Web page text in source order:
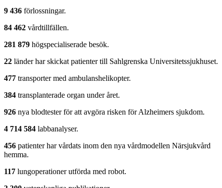
9 436 förlossningar.
84 462 vårdtillfällen.
281 879 högspecialiserade besök.
22 länder har skickat patienter till Sahlgrenska Universitetssjukhuset.
477 transporter med ambulanshelikopter.
384 transplanterade organ under året.
926 nya blodtester för att avgöra risken för Alzheimers sjukdom.
4 714 584 labbanalyser.
456 patienter har vårdats inom den nya vård­modellen Närsjukvård
hemma.
117 lungoperationer utförda med robot.